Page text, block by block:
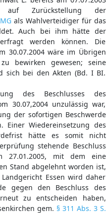
auf Zurückstellung der
als Wahlverteidiger für das
Auch bei ihm hätte der
werden können. Die
30.07.2004 wäre im Übrigen
bewirken gewesen; seine
sich bei den Akten (Bd. I BI.
des Beschlusses des
30.07,2004 unzulässig war,
der sofortigen Beschwerde
Einer Wiedereinsetzung des
hätte es somit nicht
stehende Beschluss
27.01.2005, mit dem eine
Stand abgelehnt worden ist,
Essen wird daher
gegen den Beschluss des
zu entscheiden haben,
gem. § 311 Abs. 3 S.